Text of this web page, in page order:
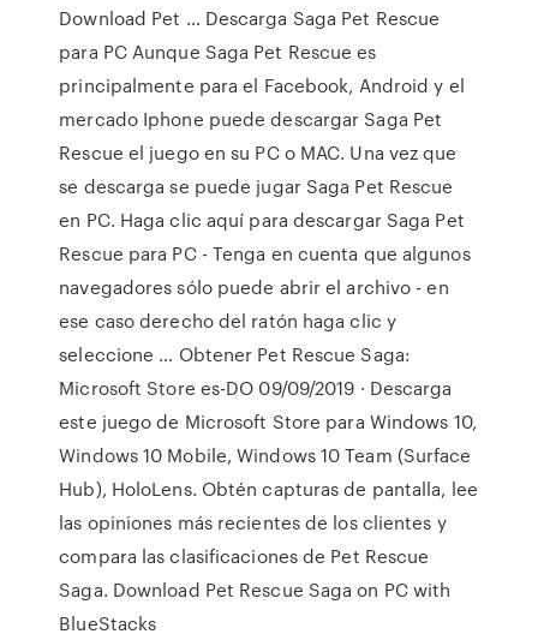
Download Pet … Descarga Saga Pet Rescue
para PC Aunque Saga Pet Rescue es
principalmente para el Facebook, Android y el
mercado Iphone puede descargar Saga Pet
Rescue el juego en su PC o MAC. Una vez que
se descarga se puede jugar Saga Pet Rescue
en PC. Haga clic aquí para descargar Saga Pet
Rescue para PC - Tenga en cuenta que algunos
navegadores sólo puede abrir el archivo - en
ese caso derecho del ratón haga clic y
seleccione … Obtener Pet Rescue Saga:
Microsoft Store es-DO 09/09/2019 · Descarga
este juego de Microsoft Store para Windows 10,
Windows 10 Mobile, Windows 10 Team (Surface
Hub), HoloLens. Obtén capturas de pantalla, lee
las opiniones más recientes de los clientes y
compara las clasificaciones de Pet Rescue
Saga. Download Pet Rescue Saga on PC with
BlueStacks